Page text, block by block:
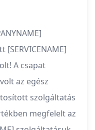
A csapat
az egész
szolgáltatás
megfelelt az